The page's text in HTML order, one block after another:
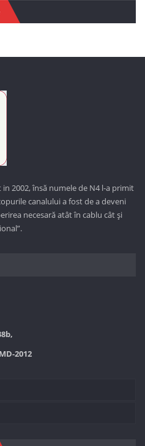
2002, însă numele de N4 l-a primit
canalului a fost de a deveni
necesară atât în cablu cât și
2012